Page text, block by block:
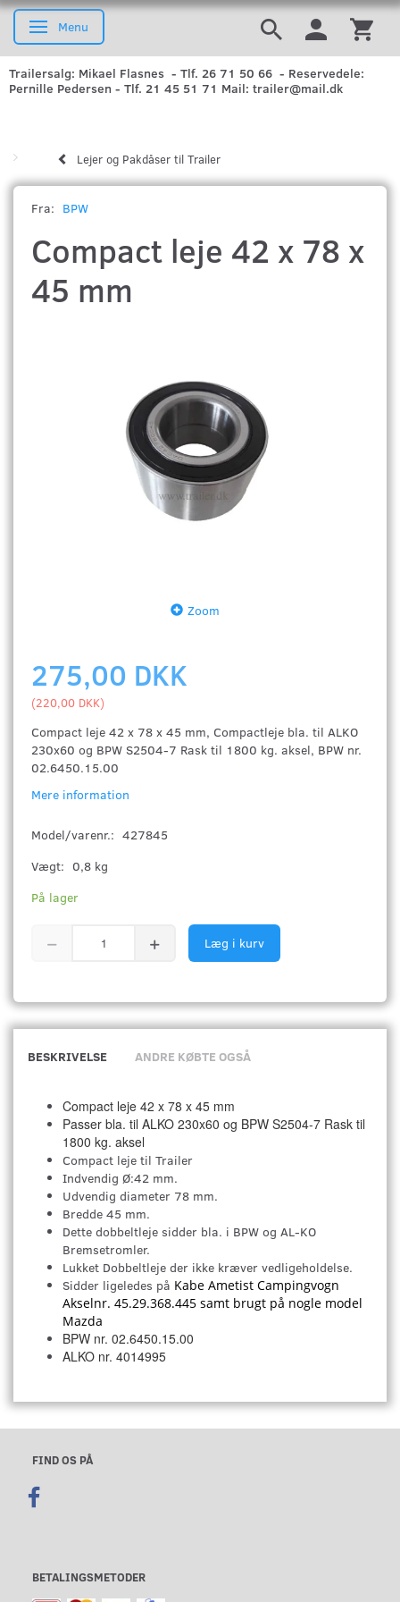
Skifte navigation
Menu
Trailersalg: Mikael Flasnes - Tlf. 26 71 50 66 - Reservedele:
Pernille Pedersen - Tlf. 21 45 51 71 Mail: trailer@mail.dk
Lejer og Pakdåser til Trailer
Fra: BPW
Compact leje 42 x 78 x
45 mm
Zoom
275,00 DKK
(220,00 DKK)
Compact leje 42 x 78 x 45 mm, Compactleje bla. til ALKO
230x60 og BPW S2504-7 Rask til 1800 kg. aksel, BPW nr.
02.6450.15.00
Mere information
Model/varenr.: 427845
Vægt: 0,8 kg
På lager
Læg i kurv
BESKRIVELSE ANDRE KØBTE OGSÅ
Compact leje 42 x 78 x 45 mm
Passer bla. til ALKO 230x60 og BPW S2504-7 Rask til
1800 kg. aksel
Compact leje til Trailer
Indvendig Ø:42 mm.
Udvendig diameter 78 mm.
Bredde 45 mm.
Dette dobbeltleje sidder bla. i BPW og AL-KO
Bremsetromler.
Lukket Dobbeltleje der ikke kræver vedligeholdelse.
Sidder ligeledes på Kabe Ametist Campingvogn
Akselnr. 45.29.368.445 samt brugt på nogle model
Mazda
BPW nr. 02.6450.15.00
ALKO nr. 4014995
FIND OS PÅ
BETALINGSMETODER